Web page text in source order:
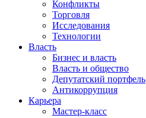
Конфликты
Торговля
Исследования
Технологии
Власть
Бизнес и власть
Власть и общество
Депутатский портфель
Антикоррупция
Карьера
Мастер-класс